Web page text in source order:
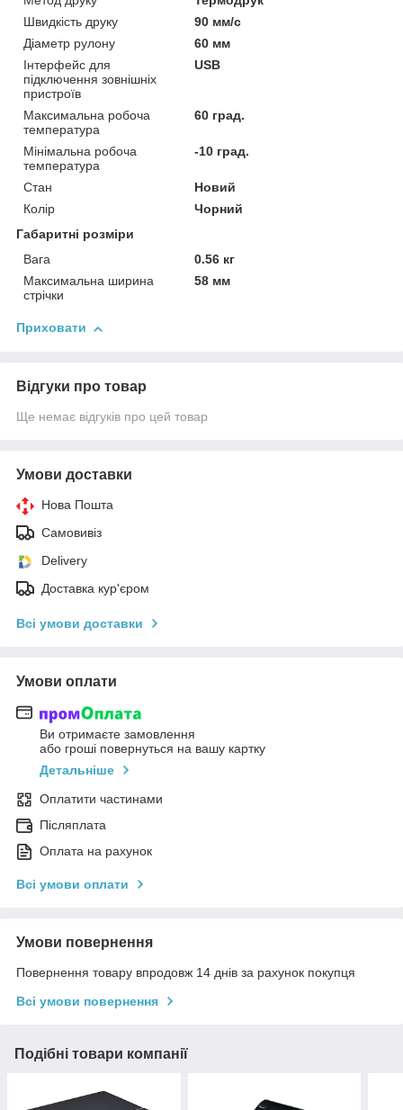
Швидкість друку
90 мм/с
Діаметр рулону
60 мм
Інтерфейс для
підключення зовнішніх
пристроїв
USB
Максимальна робоча
температура
60 град.
Мінімальна робоча
температура
-10 град.
Стан
Новий
Колір
Чорний
Габаритні розміри
Вага
0.56 кг
Максимальна ширина
стрічки
58 мм
Приховати
Відгуки про товар
Ще немає відгуків про цей товар
Умови доставки
Нова Пошта
Самовивіз
Delivery
Доставка кур'єром
Всі умови доставки
Умови оплати
Ви отримаєте замовлення
або гроші повернуться на вашу картку
Детальніше
Оплатити частинами
Післяплата
Оплата на рахунок
Всі умови оплати
Умови повернення
Повернення товару впродовж 14 днів за рахунок покупця
Всі умови повернення
Подібні товари компанії